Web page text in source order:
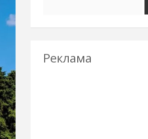
Реклама